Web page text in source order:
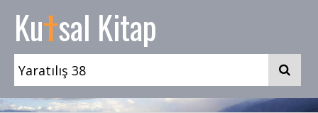
Kutsal Kitap